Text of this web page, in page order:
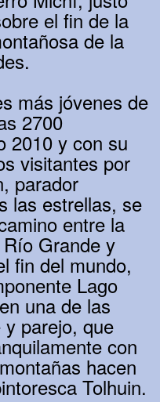
el fin de la
de la
más jóvenes de
2700
2010 y con su
visitantes por
parador
las estrellas, se
entre la
Grande y
fin del mundo,
Lago
una de las
parejo, que
con
hacen
Tolhuin.